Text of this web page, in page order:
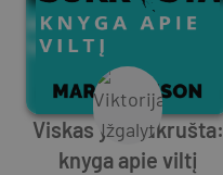
Viskas yra sukrušta:
knyga apie viltį